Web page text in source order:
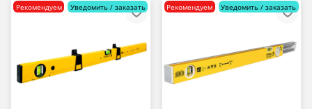
Рекомендуем Уведомить / заказать Рекомендуем Уведомить / заказать